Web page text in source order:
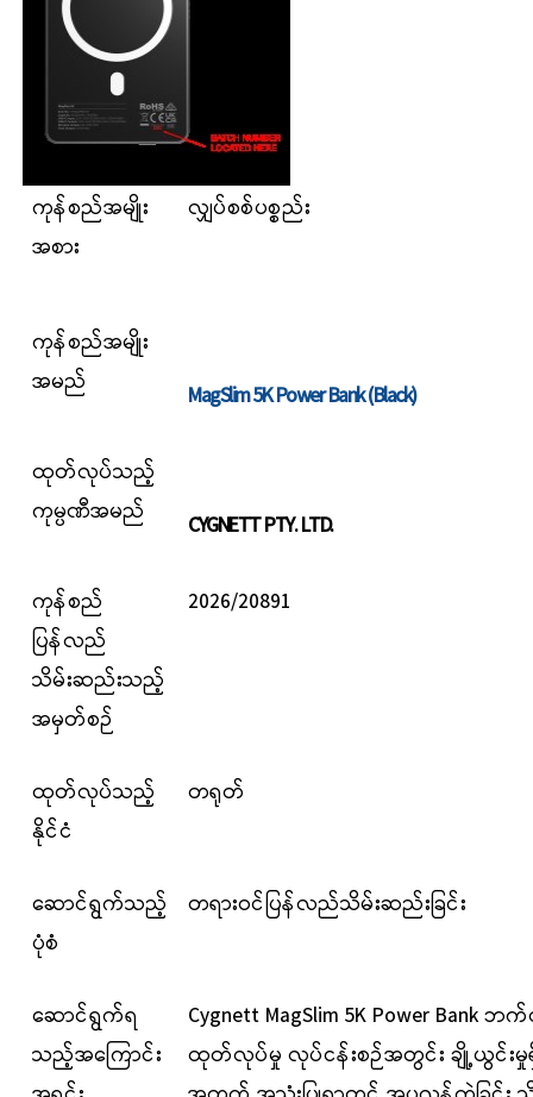
ကုန်စည်အမျိုး
အစား
လျှပ်စစ်ပစ္စည်း
ကုန်စည်အမျိုး
အမည်
MagSlim 5K Power Bank (Black)
ထုတ်လုပ်သည့်
ကုမ္ပဏီအမည်
CYGNETT PTY. LTD.
ကုန်စည်
ပြန်လည်
သိမ်းဆည်းသည့်
အမှတ်စဉ်
2026/20891
ထုတ်လုပ်သည့်
နိုင်ငံ
တရုတ်
ဆောင်ရွက်သည့်
ပုံစံ
တရားဝင်ပြန်လည်သိမ်းဆည်းခြင်း
ဆောင်ရွက်ရ
သည့်အကြောင်း
Cygnett MagSlim 5K Power Bankဘက်
ထုတ်လုပ်မှု လုပ်ငန်းစဉ်အတွင်း ချို့ယွင်း